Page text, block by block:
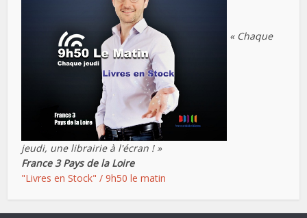
« Chaque
jeudi, une librairie à l'écran ! »
France 3 Pays de la Loire
"Livres en Stock" / 9h50 le matin